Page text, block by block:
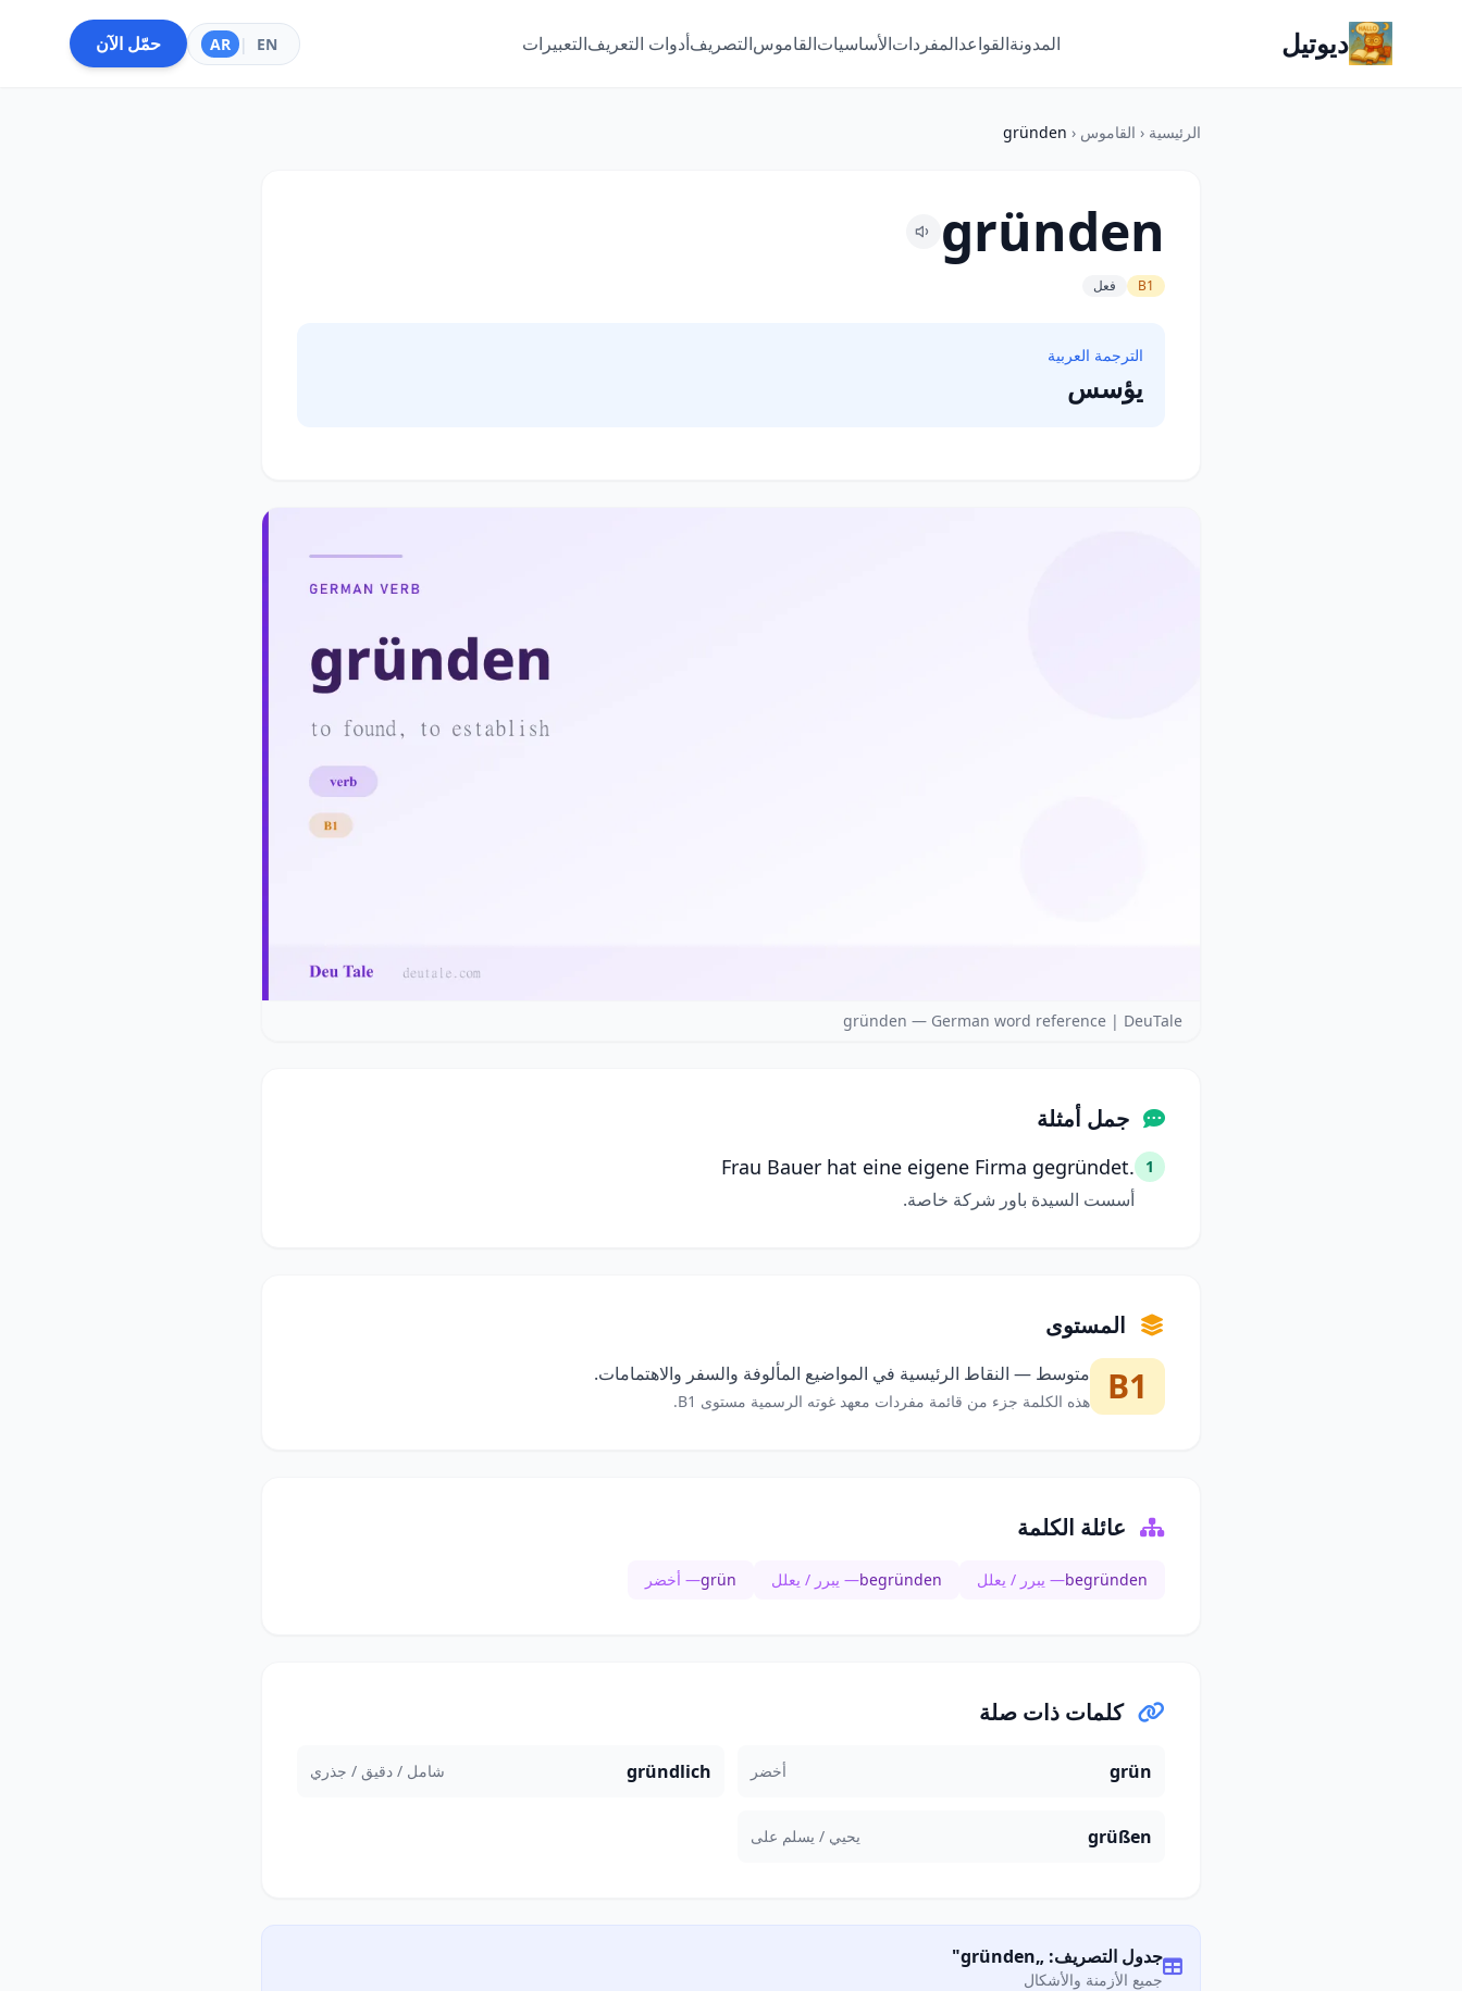
ديوتيل المدونةالقواعدالمفرداتالأساسياتالقاموسالتصريفأدوات التعريفالتعبيرات EN
|
AR حمّل الآن
الرئيسية ‹ القاموس ‹
gründen
gründen
B1 فعل
الترجمة العربية
يؤسس
gründen — German word reference | DeuTale
جمل أمثلة
1
Frau Bauer hat eine eigene Firma gegründet.
أسست السيدة باور شركة خاصة.
المستوى
B1 متوسط — النقاط الرئيسية في المواضيع المألوفة والسفر والاهتمامات.
هذه الكلمة جزء من قائمة مفردات معهد غوته الرسمية مستوى B1.
عائلة الكلمة
begründen— يبرر / يعلل begründen— يبرر / يعلل grün— أخضر
كلمات ذات صلة
grün أخضر gründlich شامل / دقيق / جذري
grüßen يحيي / يسلم على
جدول التصريف: „gründen"
جميع الأزمنة والأشكال